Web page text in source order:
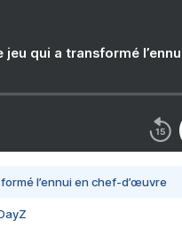
jeu qui a transformé
l’ennui en chef-d’œuvre